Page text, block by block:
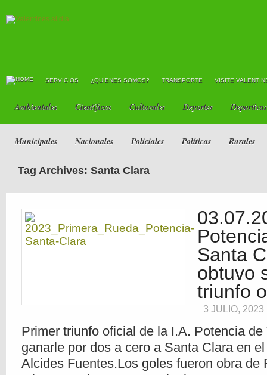
SERVICIOS ¿QUIENES SOMOS? TRANSPORTE VISITE
Ambientales Científicas Culturales Deportes Deportivas
Municipales Nacionales Policiales Políticas Rurales
Tag Archives: Santa Clara
Santa
obtuvo
triunfo
3 JULIO, 2023
Primer triunfo oficial de la I.A. Potencia de
ganarle por dos a cero a Santa Clara en
Alcides Fuentes.Los goles fueron obra de